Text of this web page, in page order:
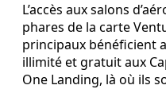
L’accès aux salons
phares de la carte
principaux bénéficient
illimité et gratuit aux
One Landing, là où ils